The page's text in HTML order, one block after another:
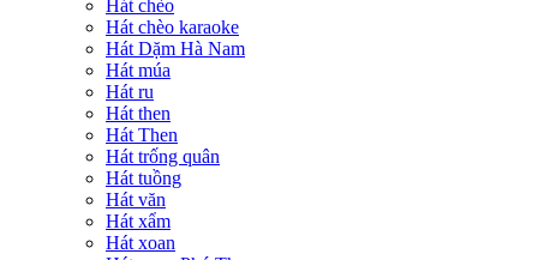
Hát chèo
Hát chèo karaoke
Hát Dặm Hà Nam
Hát múa
Hát ru
Hát then
Hát Then
Hát trống quân
Hát tuồng
Hát văn
Hát xẩm
Hát xoan